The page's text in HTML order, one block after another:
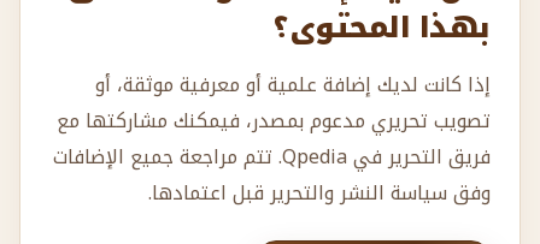
إذا كانت لديك إضافة علمية أو معرفية موثقة، أو
تصويب تحريري مدعوم بمصدر، فيمكنك مشاركتها مع
فريق التحرير في Qpedia. تتم مراجعة جميع الإضافات
وفق سياسة النشر والتحرير قبل اعتمادها.
إرسال إضافة تحريرية